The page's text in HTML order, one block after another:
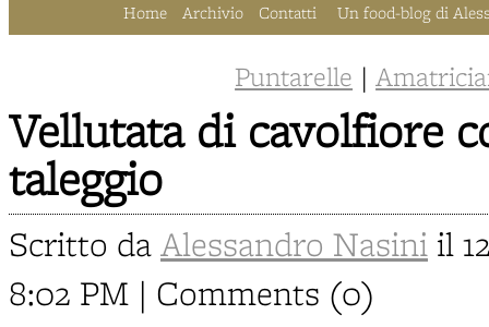
Home Archivio Contatti Un food-blog di
Puntarelle |
Vellutata di cavolfiore
taleggio
Scritto daAlessandro Nasini il
8:02 PM | Comments (0)